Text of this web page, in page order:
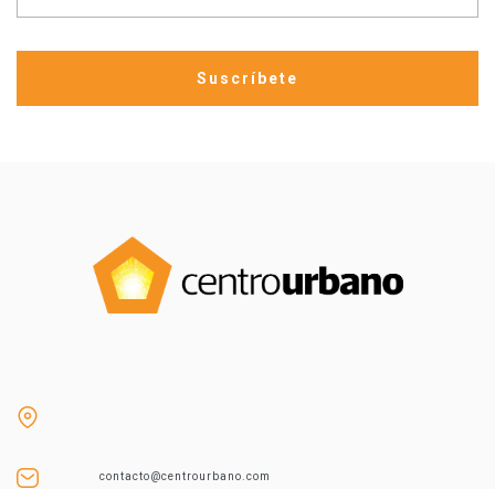
contacto@centrourbano.com